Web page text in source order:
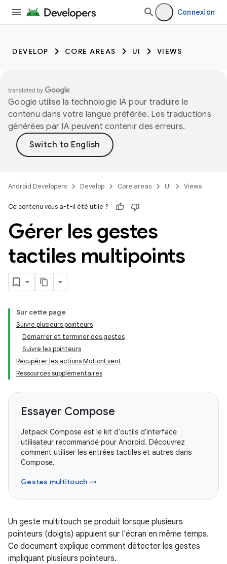
Connexion
DEVELOP CORE AREAS UI VIEWS
Google utilise la technologie IA pour traduire le
contenu dans votre langue préférée. Les traductions
générées par IA peuvent contenir des erreurs.
Android Developers Develop Core areas UI Views
Ce contenu vous a-t-il été utile ?
Gérer les gestes
tactiles multipoints
Sur cette page
Suivre plusieurs pointeurs
Démarrer et terminer des gestes
Suivre les pointeurs
Récupérer les actions MotionEvent
Ressources supplémentaires
Essayer Compose
Jetpack Compose est le kit d'outils d'interface
utilisateur recommandé pour Android. Découvrez
comment utiliser les entrées tactiles et autres dans
Compose.
Gestes multitouch →
Un geste multitouch se produit lorsque plusieurs
pointeurs (doigts) appuient sur l'écran en même temps.
Ce document explique comment détecter les gestes
impliquant plusieurs pointeurs.